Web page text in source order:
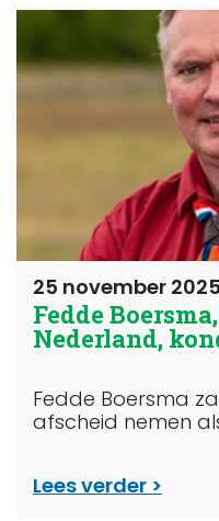
25 november 2025
Fedde
Nederland,
Fedde Boersma
afscheid nemen
Lees verder